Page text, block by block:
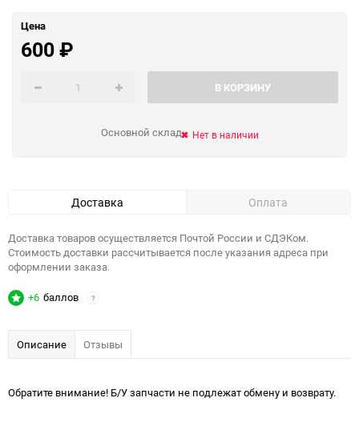
Цена
600₽
В КОРЗИНУ
Основной склад Нет в наличии
Доставка Оплата
Доставка товаров осуществляется Почтой России и СДЭКом.
Стоимость доставки рассчитывается после указания адреса при
оформлении заказа.
+6 баллов ?
Описание Отзывы
Обратите внимание! Б/У запчасти не подлежат обмену и возврату.